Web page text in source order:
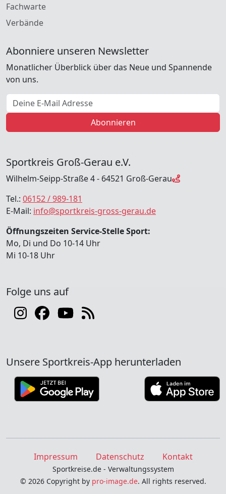
Fachwarte
Verbände
Abonniere unseren Newsletter
Monatlicher Überblick über das Neue und Spannende
von uns.
E-Mail Adresse
Abonnieren
Sportkreis Groß-Gerau e.V.
Wilhelm-Seipp-Straße 4 - 64521 Groß-Gerau
Tel.: 06152 / 989-181
E-Mail: info@sportkreis-gross-gerau.de
Öffnungszeiten Service-Stelle Sport:
Mo, Di und Do 10-14 Uhr
Mi 10-18 Uhr
Folge uns auf
Unsere Sportkreis-App herunterladen
Impressum Datenschutz Kontakt
Sportkreise.de - Verwaltungssystem
© 2026 Copyright by pro-image.de. All rights reserved.